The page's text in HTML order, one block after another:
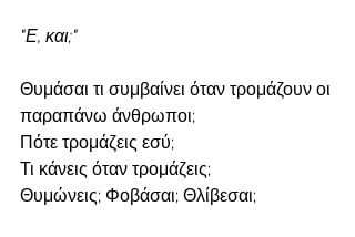
"Ε, και;"
Θυμάσαι τι συμβαίνει όταν τρομάζουν οι
παραπάνω άνθρωποι;
Πότε τρομάζεις εσύ;
Τι κάνεις όταν τρομάζεις;
Θυμώνεις; Φοβάσαι; Θλίβεσαι;